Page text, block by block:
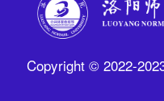
Copyright © 2022-